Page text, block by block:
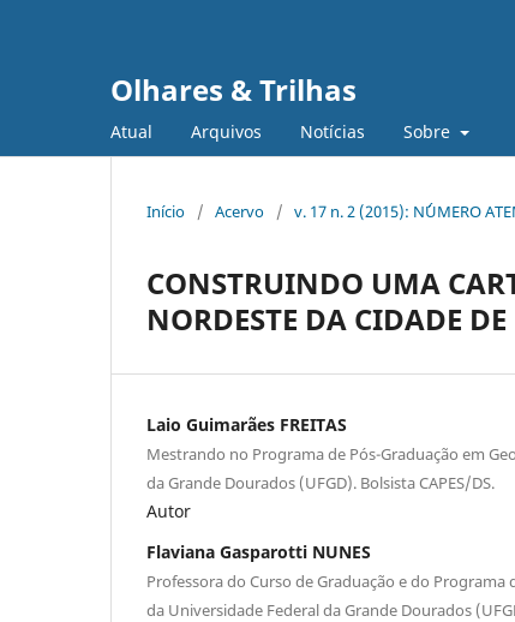
Olhares & Trilhas
Atual Arquivos Notícias Sobre
Início / Acervo / v. 17 n. 2 (2015): N´´ÚMERO
CONSTRUINDO UMA
NORDESTE DA CIDADE
Laio Guimarães FREITAS
Mestrando no Programa de Pós-Graduação em
da Grande Dourados (UFGD). Bolsista CAPES/DS.
Autor
Flaviana Gasparotti NUNES
Professora do Curso de Graduação e do Programa
da Universidade Federal da Grande Dourados